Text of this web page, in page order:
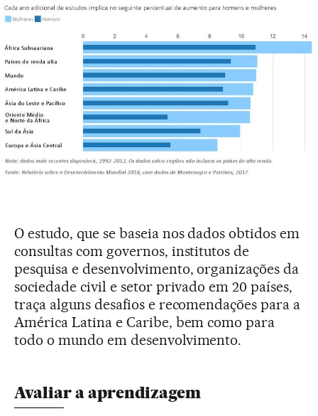
O estudo, que se baseia nos dados obtidos em
consultas com governos, institutos de
pesquisa e desenvolvimento, organizações da
sociedade civil e setor privado em 20 países,
traça alguns desafios e recomendações para a
América Latina e Caribe, bem como para
todo o mundo em desenvolvimento.
Avaliar a aprendizagem